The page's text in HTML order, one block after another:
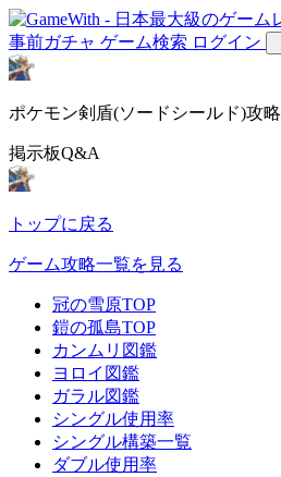
事前ガチャ ゲーム検索 ログイン
ポケモン剣盾(ソードシールド)攻略
掲示板Q&A
トップに戻る
ゲーム攻略一覧を見る
冠の雪原TOP
鎧の孤島TOP
カンムリ図鑑
ヨロイ図鑑
ガラル図鑑
シングル使用率
シングル構築一覧
ダブル使用率